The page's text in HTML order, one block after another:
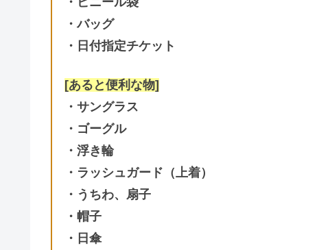
・バッグ
・日付指定チケット
[あると便利な物]
・サングラス
・ゴーグル
・浮き輪
・ラッシュガード（上着）
・うちわ、扇子
・帽子
・日傘